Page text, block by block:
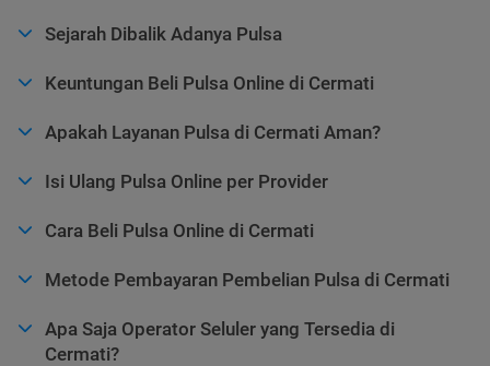
Sejarah Dibalik Adanya Pulsa
Keuntungan Beli Pulsa Online di Cermati
Apakah Layanan Pulsa di Cermati Aman?
Isi Ulang Pulsa Online per Provider
Cara Beli Pulsa Online di Cermati
Metode Pembayaran Pembelian Pulsa di Cermati
Apa Saja Operator Seluler yang Tersedia di
Cermati?